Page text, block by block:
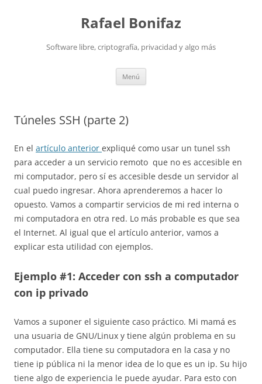
Rafael Bonifaz
Software libre, criptografía, privacidad y algo más
Menú
Túneles SSH (parte 2)
En el artículo anterior expliqué como usar un tunel ssh
para acceder a un servicio remoto que no es accesible en
mi computador, pero sí es accesible desde un servidor al
cual puedo ingresar. Ahora aprenderemos a hacer lo
opuesto. Vamos a compartir servicios de mi red interna o
mi computadora en otra red. Lo más probable es que sea
el Internet. Al igual que el artículo anterior, vamos a
explicar esta utilidad con ejemplos.
Ejemplo #1: Acceder con ssh a computador
con ip privado
Vamos a suponer el siguiente caso práctico. Mi mamá es
una usuaria de GNU/Linux y tiene algún problema en su
computador. Ella tiene su computadora en la casa y no
tiene ip pública ni la menor idea de lo que es un ip. Su hijo
tiene algo de experiencia le puede ayudar. Para esto con